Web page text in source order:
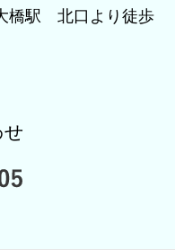
橋駅 北口より徒歩